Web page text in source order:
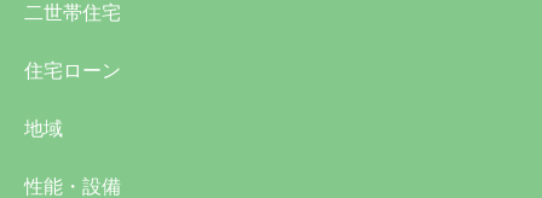
二世帯住宅
住宅ローン
地域
性能・設備